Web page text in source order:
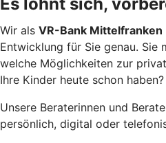
Wir als VR-Bank Mittelfranken
Entwicklung für Sie genau. Sie
welche Möglichkeiten zur
Ihre Kinder heute schon haben?
Unsere Beraterinnen und
persönlich, digital oder